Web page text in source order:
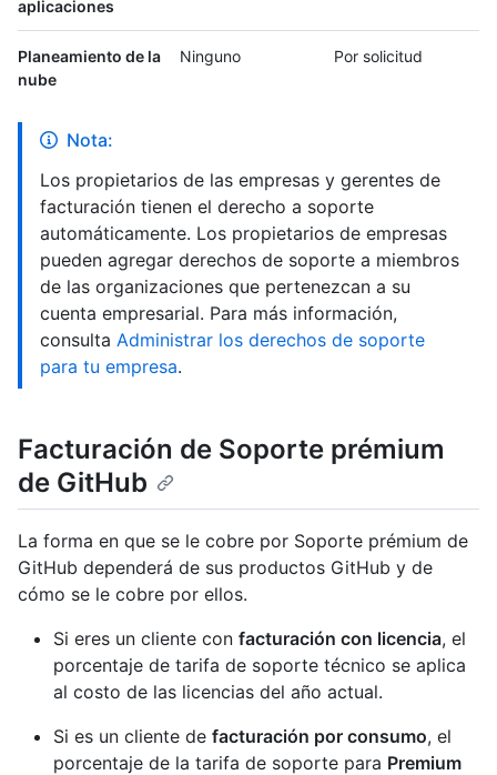
aplicaciones
Planeamiento de la
nube
Ninguno Por solicitud
Nota:
Los propietarios de las empresas y gerentes de
facturación tienen el derecho a soporte
automáticamente. Los propietarios de empresas
pueden agregar derechos de soporte a miembros
de las organizaciones que pertenezcan a su
cuenta empresarial. Para más información,
consulta Administrar los derechos de soporte
para tu empresa.
Facturación de Soporte prémium
de GitHub
La forma en que se le cobre por Soporte prémium de
GitHub dependerá de sus productos GitHub y de
cómo se le cobre por ellos.
Si eres un cliente con facturación con licencia, el
porcentaje de tarifa de soporte técnico se aplica
al costo de las licencias del año actual.
Si es un cliente de facturación por consumo, el
porcentaje de la tarifa de soporte para Premium